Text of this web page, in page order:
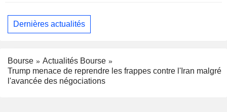
Dernières actualités
Bourse
Actualités Bourse
Trump menace de reprendre les frappes contre l'Iran malgré
l'avancée des négociations